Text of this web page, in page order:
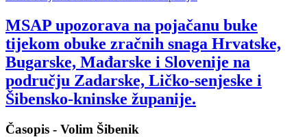
MSAP upozorava na pojačanu buke
tijekom obuke zračnih snaga Hrvatske,
Bugarske, Mađarske i Slovenije na
području Zadarske, Ličko-senjeske i
Šibensko-kninske županije.
Časopis - Volim Šibenik